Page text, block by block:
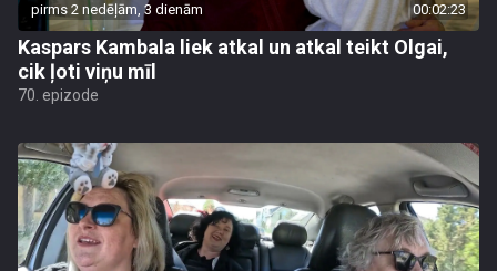
pirms 2 nedēļām, 3 dienām 00:02:23
Kaspars Kambala liek atkal un atkal teikt Olgai,
cik ļoti viņu mīl
70. epizode